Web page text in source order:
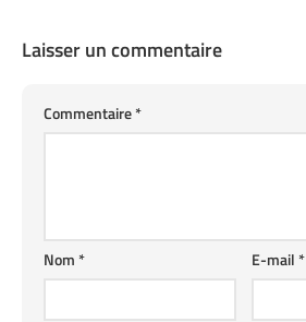
Laisser un commentaire
Commentaire*
E-mail*
Nom*